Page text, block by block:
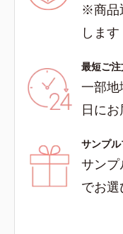
※商品
します
最短ご
一部
日に
サンプ
サンプ
でお